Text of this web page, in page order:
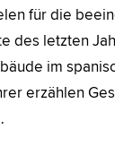
für die
des letzten
im
erzählen